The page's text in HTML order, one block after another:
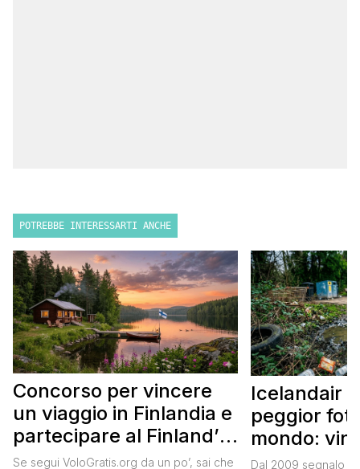
POTREBBE INTERESSARTI ANCHE
Concorso per vincere
un viaggio in Finlandia e
partecipare al Finland’s
Official Tasting
Se segui VoloGratis.org da un po’, sai che
Icelandair
peggior
mondo:
in Islanda
Dal 2009 segnalo